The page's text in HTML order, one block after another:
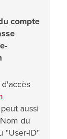
compte
aussi
du
"User-ID"